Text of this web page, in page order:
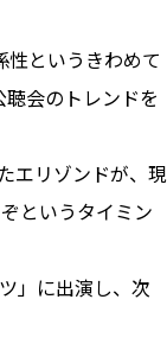
というきわめて
会のトレンドを
エリゾンドが、現
というタイミン
」に出演し、次